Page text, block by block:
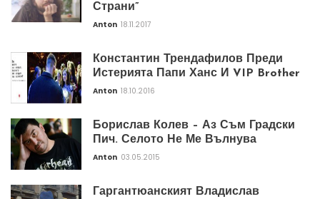
Страни”
Anton 18.11.2017
Константин Трендафилов Преди
Истерията Папи Ханс И VIP Brother
Anton 18.10.2016
Борислав Колев – Аз Съм Градски
Пич. Селото Не Ме Вълнува
Anton 03.05.2015
Гаргантюанският Владислав